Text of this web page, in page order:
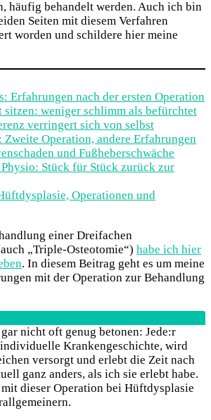
häufig behandelt werden. Auch ich bin
Seiten mit diesem Verfahren
worden und schildere hier meine
Erfahrungen nach der ersten Operation
sitzen: weniger schlimm als befürchtet
verringert sich von selbst
Operation, andere Erfahrungen
und Fußheberschwäche
Stück für Stück zurück zur
Operationen und
einer Dreifachen
„Triple-Osteotomie“) habe ich hier
. In diesem Beitrag geht es um meine
mit der Operation zur Behandlung
nicht oft genug betonen: Jede:r
Krankengeschichte, wird
versorgt und erlebt die Zeit nach
ganz anders, als ich sie erlebt habe.
dieser Operation bei Hüftdysplasie